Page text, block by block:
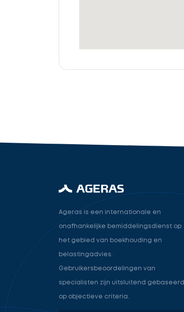
cta_box.sub_headline
Ageras is een internationale en
onafhankelijke bemiddelingsdienst op
het gebied van boekhouding en
belastingadvies.
Gebruikersbeoordelingen van
specialisten zijn uitsluitend gebaseerd
op objectieve criteria.